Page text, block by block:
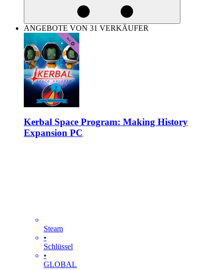
ANGEBOTE VON 31 VERKÄUFER
Kerbal Space Program: Making History
Expansion PC
Steam
•
Schlüssel
•
GLOBAL